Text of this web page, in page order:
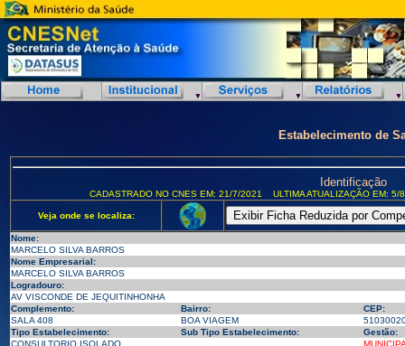
Estabelecimento de
Identificação
CADASTRADO NO CNES EM: 21/7/2021 ULTIMA ATUALIZAÇÃO EM:
Veja onde se localiza:
Nome:
MARCELO SILVA BARROS
Nome Empresarial:
MARCELO SILVA BARROS
Logradouro:
AV VISCONDE DE JEQUITINHONHA
Complemento:
Bairro:
CEP:
SALA 408
BOA VIAGEM
Tipo Estabelecimento:
Sub Tipo Estabelecimento:
Gestão:
CONSULTORIO ISOLADO